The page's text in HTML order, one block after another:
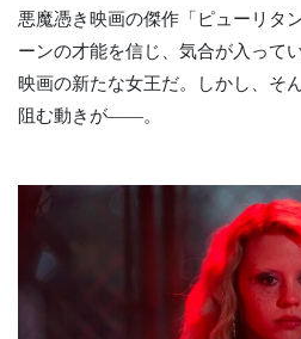
悪魔憑き映画の傑作「ピューリタ
ーンの才能を信じ、気合が入って
映画の新たな女王だ。しかし、そ
阻む動きが――。